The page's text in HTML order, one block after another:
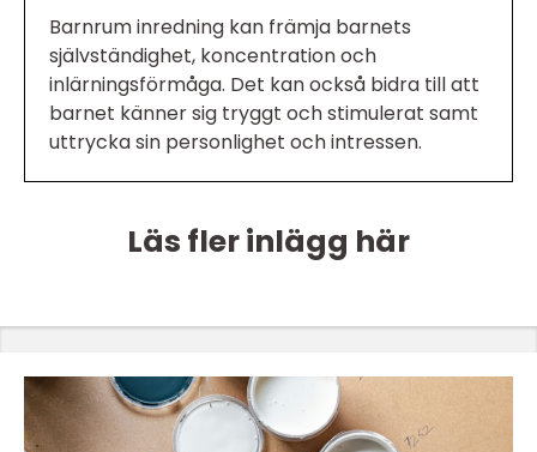
Barnrum inredning kan främja barnets
självständighet, koncentration och
inlärningsförmåga. Det kan också bidra till att
barnet känner sig tryggt och stimulerat samt
uttrycka sin personlighet och intressen.
Läs fler inlägg här